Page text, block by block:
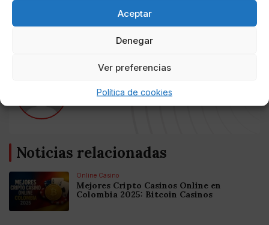
Aceptar
Denegar
Ver preferencias
Política de cookies
termine muy bien. Ya esta guerra mediática ha pasado
a otro terreno y, definitivamente, sin un final feliz.
Joem
Noticias relacionadas
Online Casino
Mejores Cripto Casinos Online en
Colombia 2025: Bitcoin Casinos